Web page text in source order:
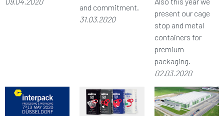
and commitment.
31.03.2020
present our cage
stop and metal
containers for
premium
packaging.
02.03.2020